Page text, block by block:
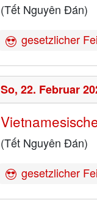
(Tết Nguyên Đán)
gesetzlicher
So, 22. Februar
(Tết Nguyên Đán)
gesetzlicher